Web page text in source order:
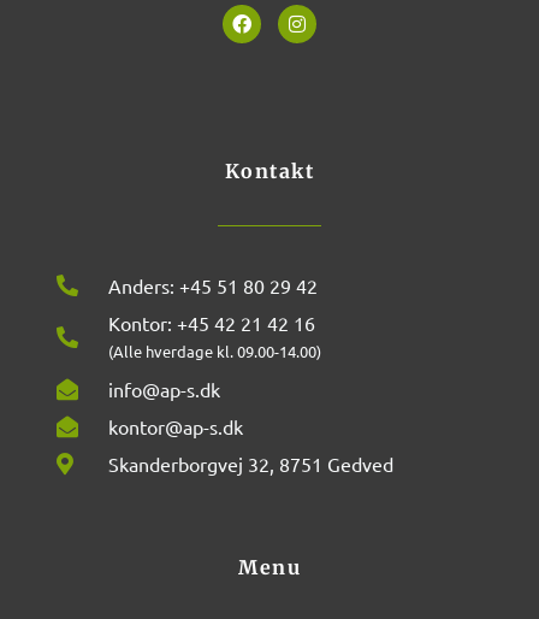
F
a
I
n
m
Kontakt
Anders: +45 51 80 29 42
Kontor: +45 42 21 42 16
(Alle hverdage kl. 09.00-14.00)
info@ap-s.dk
kontor@ap-s.dk
Skanderborgvej 32, 8751 Gedved
Menu